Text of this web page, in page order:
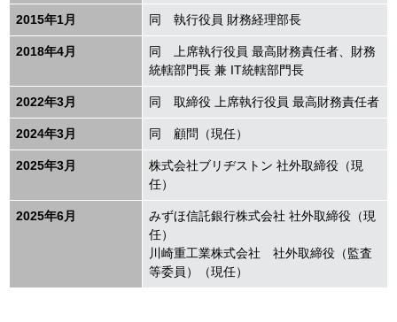
2015年1月 同 執行役員 財務経理部長
2018年4月
同 上席執行役員 最高財務責任者、財務
統轄部門長 兼 IT統轄部門長
2022年3月 同 取締役 上席執行役員 最高財務責任者
2024年3月 同 顧問（現任）
2025年3月
株式会社ブリヂストン 社外取締役（現
任）
2025年6月
みずほ信託銀行株式会社 社外取締役（現
任）
川崎重工業株式会社 社外取締役（監査
等委員）（現任）